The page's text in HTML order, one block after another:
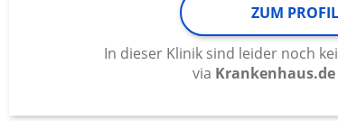
ZUM PROFIL
In dieser Klinik sind leider noch
via Krankenhaus.de
Erstellung von Profilen zur Personalisierung von
Verwendung von Profilen zur Auswahl